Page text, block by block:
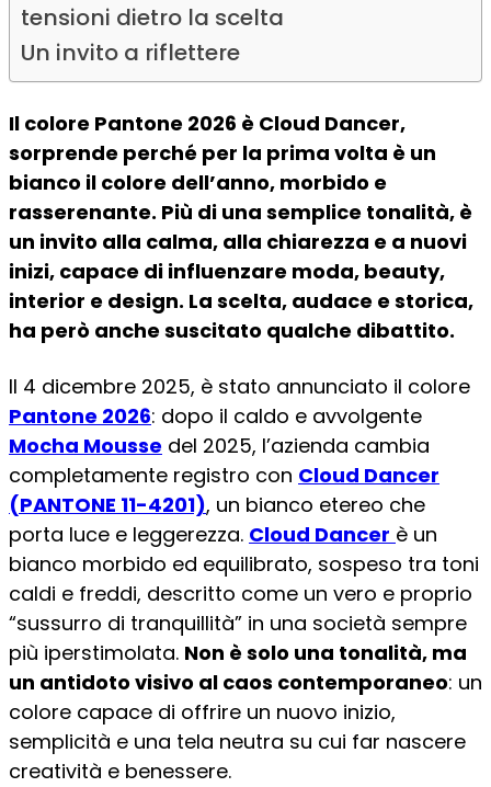
tensioni dietro la scelta
Un invito a riflettere
Il colore Pantone 2026 è Cloud Dancer,
sorprende perché per la prima volta è un
bianco il colore dell’anno, morbido e
rasserenante. Più di una semplice tonalità, è
un invito alla calma, alla chiarezza e a nuovi
inizi, capace di influenzare moda, beauty,
interior e design. La scelta, audace e storica,
ha però anche suscitato qualche dibattito.
Il 4 dicembre 2025, è stato annunciato il colore
Pantone 2026: dopo il caldo e avvolgente
Mocha Mousse del 2025, l’azienda cambia
completamente registro con Cloud Dancer
(PANTONE 11-4201), un bianco etereo che
porta luce e leggerezza. Cloud Dancer è un
bianco morbido ed equilibrato, sospeso tra toni
caldi e freddi, descritto come un vero e proprio
“sussurro di tranquillità” in una società sempre
più iperstimolata. Non è solo una tonalità, ma
un antidoto visivo al caos contemporaneo: un
colore capace di offrire un nuovo inizio,
semplicità e una tela neutra su cui far nascere
creatività e benessere.